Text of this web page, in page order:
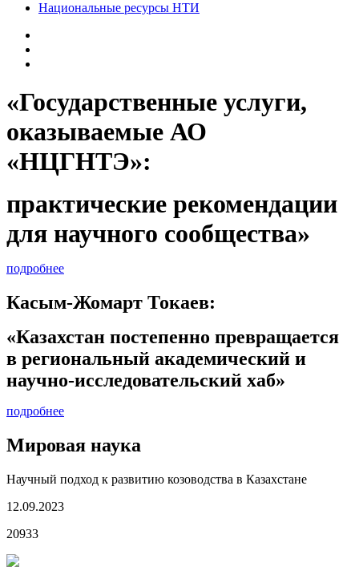
Национальные ресурсы НТИ
«Государственные услуги,
оказываемые АО
«НЦГНТЭ»:
практические рекомендации
для научного сообщества»
подробнее
Касым-Жомарт Токаев:
«Казахстан постепенно превращается
в региональный академический и
научно-исследовательский хаб»
подробнее
Мировая наука
Научный подход к развитию козоводства в Казахстане
12.09.2023
20933